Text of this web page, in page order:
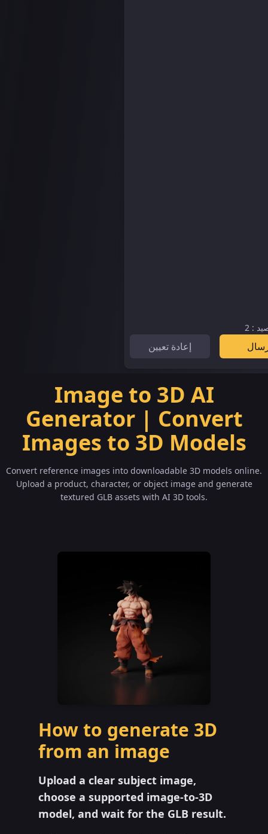
إعادة تعيين
:
2
Image to 3D AI
Generator | Convert
Images to 3D Models
Convert reference images into downloadable 3D models online.
Upload a product, character, or object image and generate
textured GLB assets with AI 3D tools.
How to generate 3D
from an image
Upload a clear subject image,
choose a supported image-to-3D
model, and wait for the GLB result.